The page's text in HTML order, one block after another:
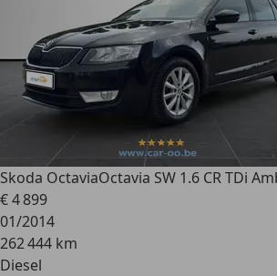
Skoda OctaviaOctavia SW 1.6 CR TDi
€ 4 899
01/2014
262 444 km
Diesel